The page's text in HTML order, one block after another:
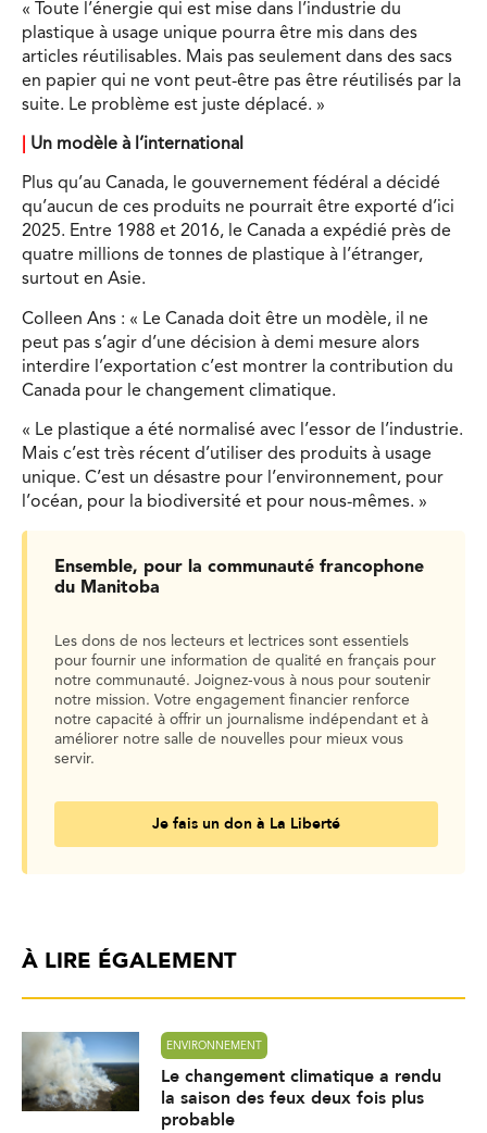
« Toute l’énergie qui est mise dans l’industrie du
plastique à usage unique pourra être mis dans des
articles réutilisables. Mais pas seulement dans des sacs
en papier qui ne vont peut-être pas être réutilisés par la
suite. Le problème est juste déplacé. »
Un modèle à l’international
Plus qu’au Canada, le gouvernement fédéral a décidé
qu’aucun de ces produits ne pourrait être exporté d’ici
2025. Entre 1988 et 2016, le Canada a expédié près de
quatre millions de tonnes de plastique à l’étranger,
surtout en Asie.
Colleen Ans : « Le Canada doit être un modèle, il ne
peut pas s’agir d’une décision à demi mesure alors
interdire l’exportation c’est montrer la contribution du
Canada pour le changement climatique.
« Le plastique a été normalisé avec l’essor de l’industrie.
Mais c’est très récent d’utiliser des produits à usage
unique. C’est un désastre pour l’environnement, pour
l’océan, pour la biodiversité et pour nous-mêmes. »
Ensemble, pour la communauté francophone
du Manitoba
Les dons de nos lecteurs et lectrices sont essentiels
pour fournir une information de qualité en français pour
notre communauté. Joignez-vous à nous pour soutenir
notre mission. Votre engagement financier renforce
notre capacité à offrir un journalisme indépendant et à
améliorer notre salle de nouvelles pour mieux vous
servir.
Je fais un don à La Liberté
À LIRE ÉGALEMENT
ENVIRONNEMENT
Le changement climatique a rendu
la saison des feux deux fois plus
probable